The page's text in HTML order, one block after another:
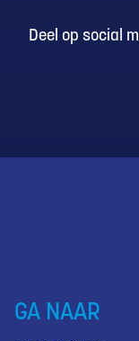
Deel op social
GA NAAR